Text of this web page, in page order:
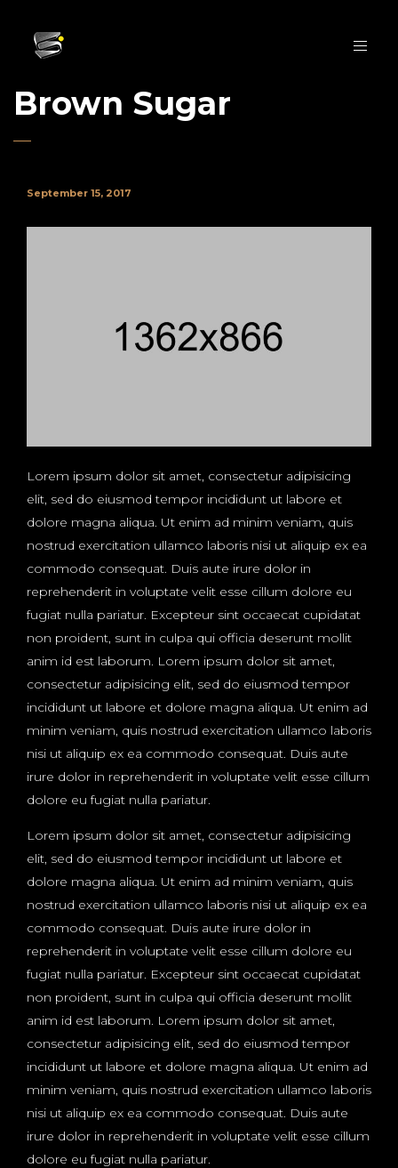
Brown Sugar
September 15, 2017
Lorem ipsum dolor sit amet, consectetur adipisicing
elit, sed do eiusmod tempor incididunt ut labore et
dolore magna aliqua. Ut enim ad minim veniam, quis
nostrud exercitation ullamco laboris nisi ut aliquip ex ea
commodo consequat. Duis aute irure dolor in
reprehenderit in voluptate velit esse cillum dolore eu
fugiat nulla pariatur. Excepteur sint occaecat cupidatat
non proident, sunt in culpa qui officia deserunt mollit
anim id est laborum. Lorem ipsum dolor sit amet,
consectetur adipisicing elit, sed do eiusmod tempor
incididunt ut labore et dolore magna aliqua. Ut enim ad
minim veniam, quis nostrud exercitation ullamco laboris
nisi ut aliquip ex ea commodo consequat. Duis aute
irure dolor in reprehenderit in voluptate velit esse cillum
dolore eu fugiat nulla pariatur.
Lorem ipsum dolor sit amet, consectetur adipisicing
elit, sed do eiusmod tempor incididunt ut labore et
dolore magna aliqua. Ut enim ad minim veniam, quis
nostrud exercitation ullamco laboris nisi ut aliquip ex ea
commodo consequat. Duis aute irure dolor in
reprehenderit in voluptate velit esse cillum dolore eu
fugiat nulla pariatur. Excepteur sint occaecat cupidatat
non proident, sunt in culpa qui officia deserunt mollit
anim id est laborum. Lorem ipsum dolor sit amet,
consectetur adipisicing elit, sed do eiusmod tempor
incididunt ut labore et dolore magna aliqua. Ut enim ad
minim veniam, quis nostrud exercitation ullamco laboris
nisi ut aliquip ex ea commodo consequat. Duis aute
irure dolor in reprehenderit in voluptate velit esse cillum
dolore eu fugiat nulla pariatur.